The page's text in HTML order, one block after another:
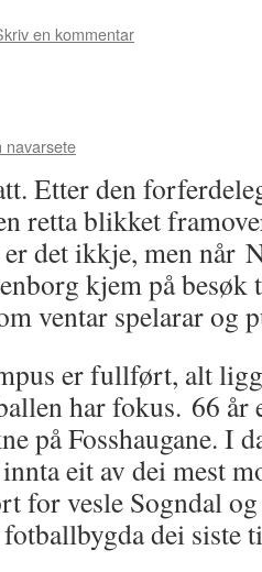
en kommentar
navarsete
Etter den
retta blikket
det ikkje, men når
kjem på
ventar spelarar og
er fullført, alt
har fokus. 66 år
på Fosshaugane. I
eit av dei mest
for vesle Sogndal
dei siste